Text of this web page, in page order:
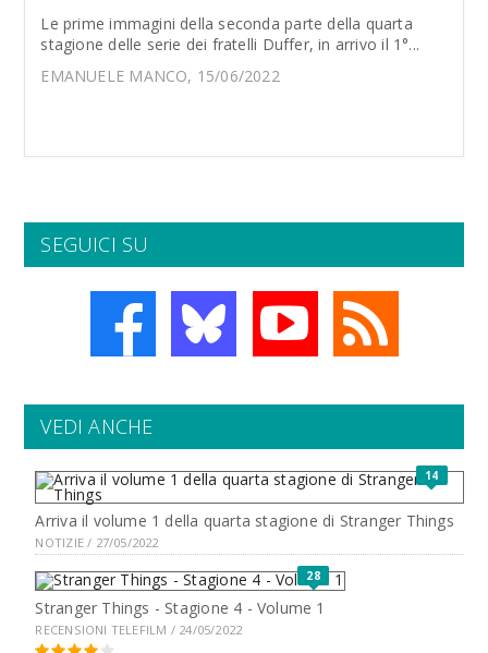
Le prime immagini della seconda parte della quarta
stagione delle serie dei fratelli Duffer, in arrivo il 1°...
EMANUELE MANCO, 15/06/2022
SEGUICI SU
VEDI ANCHE
14
Arriva il volume 1 della quarta stagione di Stranger Things
NOTIZIE / 27/05/2022
28
Stranger Things - Stagione 4 - Volume 1
RECENSIONI TELEFILM / 24/05/2022